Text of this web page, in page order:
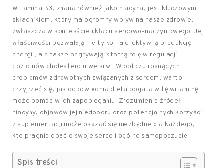
Witamina B3, znana również jako niacyna, jest kluczowym
składnikiem, który ma ogromny wpływ na nasze zdrowie,
zwłaszcza w kontekście układu sercowo-naczyniowego. Jej
właściwości pozwalają nie tylko na efektywną produkcję
energii, ale także odgrywają istotną rolę w regulacji
poziomów cholesterolu we krwi. W obliczu rosnących
problemów zdrowotnych związanych z sercem, warto
przyjrzeć się, jak odpowiednia dieta bogata w tę witaminę
może pomóc w ich zapobieganiu. Zrozumienie źródeł
niacyny, objawów jej niedoboru oraz potencjalnych korzyści
z suplementacji może okazać się niezbędne dla każdego,
kto pragnie dbać o swoje serce i ogólne samopoczucie.
Spis treści